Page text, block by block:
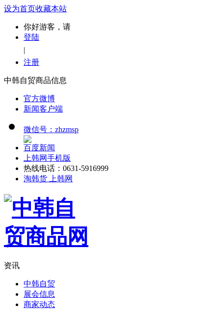
设为首页收藏本站
你好游客，请
登陆
|
注册
中韩自贸商品信息
官方微博
新闻客户端
微信号：zhzmsp
百度新闻
上韩网手机版
热线电话：0631-5916999
淘韩货 上韩网
资讯
中韩自贸
展会信息
商家动态